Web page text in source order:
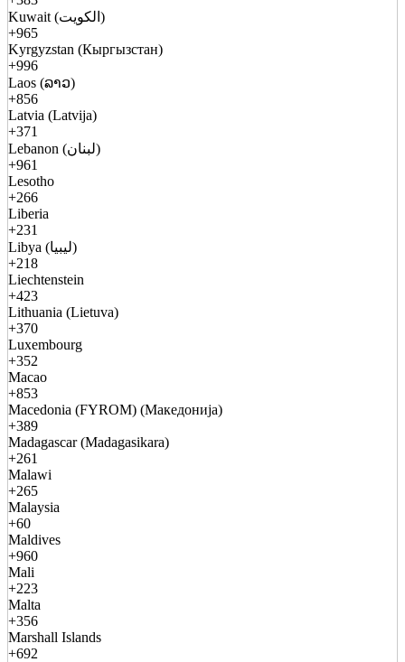
Kuwait (الكويت)
+965
Kyrgyzstan (Кыргызстан)
+996
Laos (ລາວ)
+856
Latvia (Latvija)
+371
Lebanon (لبنان)
+961
Lesotho
+266
Liberia
+231
Libya (ليبيا)
+218
Liechtenstein
+423
Lithuania (Lietuva)
+370
Luxembourg
+352
Macao
+853
Macedonia (FYROM) (Македонија)
+389
Madagascar (Madagasikara)
+261
Malawi
+265
Malaysia
+60
Maldives
+960
Mali
+223
Malta
+356
Marshall Islands
+692